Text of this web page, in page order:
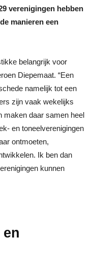
verenigingen hebben
manieren een
belangrijk voor
Diepemaat. “Een
namelijk tot een
zijn vaak wekelijks
maken daar samen heel
en toneelverenigingen
ontmoeten,
Ik ben dan
kunnen